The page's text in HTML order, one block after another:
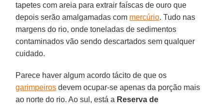
tapetes com areia para extrair faíscas de ouro que
depois serão amalgamadas com mercúrio. Tudo nas
margens do rio, onde toneladas de sedimentos
contaminados vão sendo descartados sem qualquer
cuidado.
Parece haver algum acordo tácito de que os
garimpeiros devem ocupar-se apenas da porção mais
ao norte do rio. Ao sul, está a Reserva de